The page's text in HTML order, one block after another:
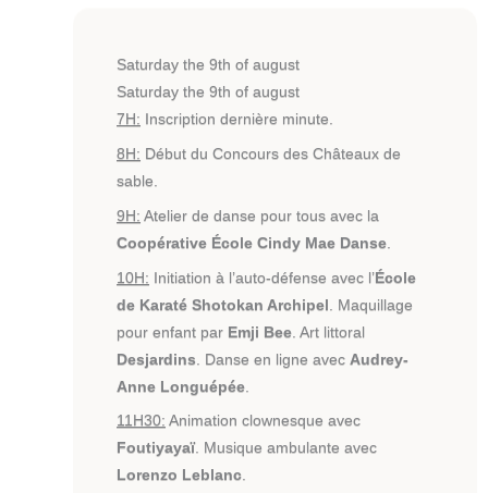
Saturday the 9th of august
Saturday the 9th of august
7H: Inscription dernière minute.
8H: Début du Concours des Châteaux de
sable.
9H: Atelier de danse pour tous avec la
Coopérative École Cindy Mae Danse
10H: Initiation à l’auto-défense avec l’École
de Karaté Shotokan Archipel . Maquillage
pour enfant par Emji Bee . Art littoral
Desjardins . Danse en ligne avec Audrey-
Anne Longuépée
11H30: Animation clownesque avec
Foutiyayaï. Musique ambulante avec
Lorenzo Leblanc.